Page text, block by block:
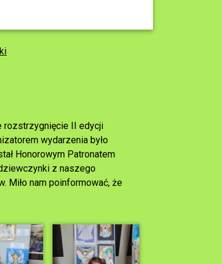
rozstrzygnięcie II edycji
wydarzenia było
Honorowym Patronatem
z naszego
Miło nam poinformować, że